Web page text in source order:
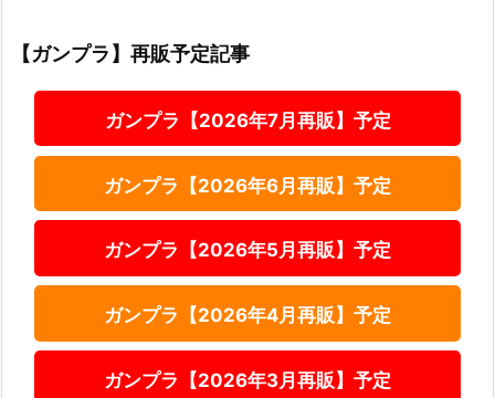
【ガンプラ】再販予定記事
ガンプラ【2026年7月再販】予定
ガンプラ【2026年6月再販】予定
ガンプラ【2026年5月再販】予定
ガンプラ【2026年4月再販】予定
ガンプラ【2026年3月再販】予定